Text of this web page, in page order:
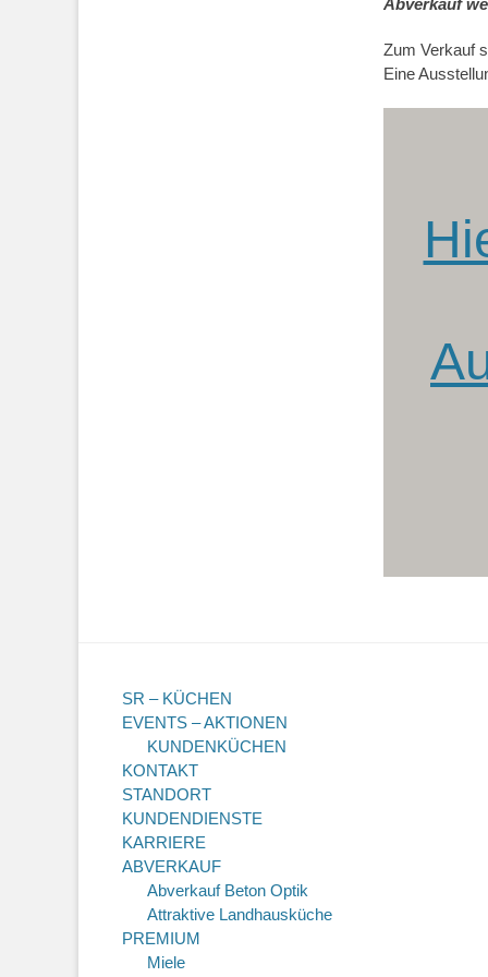
Abverkauf
Zum Verkauf
Eine
SR – KÜCHEN
EVENTS – AKTIONEN
KUNDENKÜCHEN
KONTAKT
STANDORT
KUNDENDIENSTE
KARRIERE
ABVERKAUF
Abverkauf Beton Optik
Attraktive Landhausküche
PREMIUM
Miele